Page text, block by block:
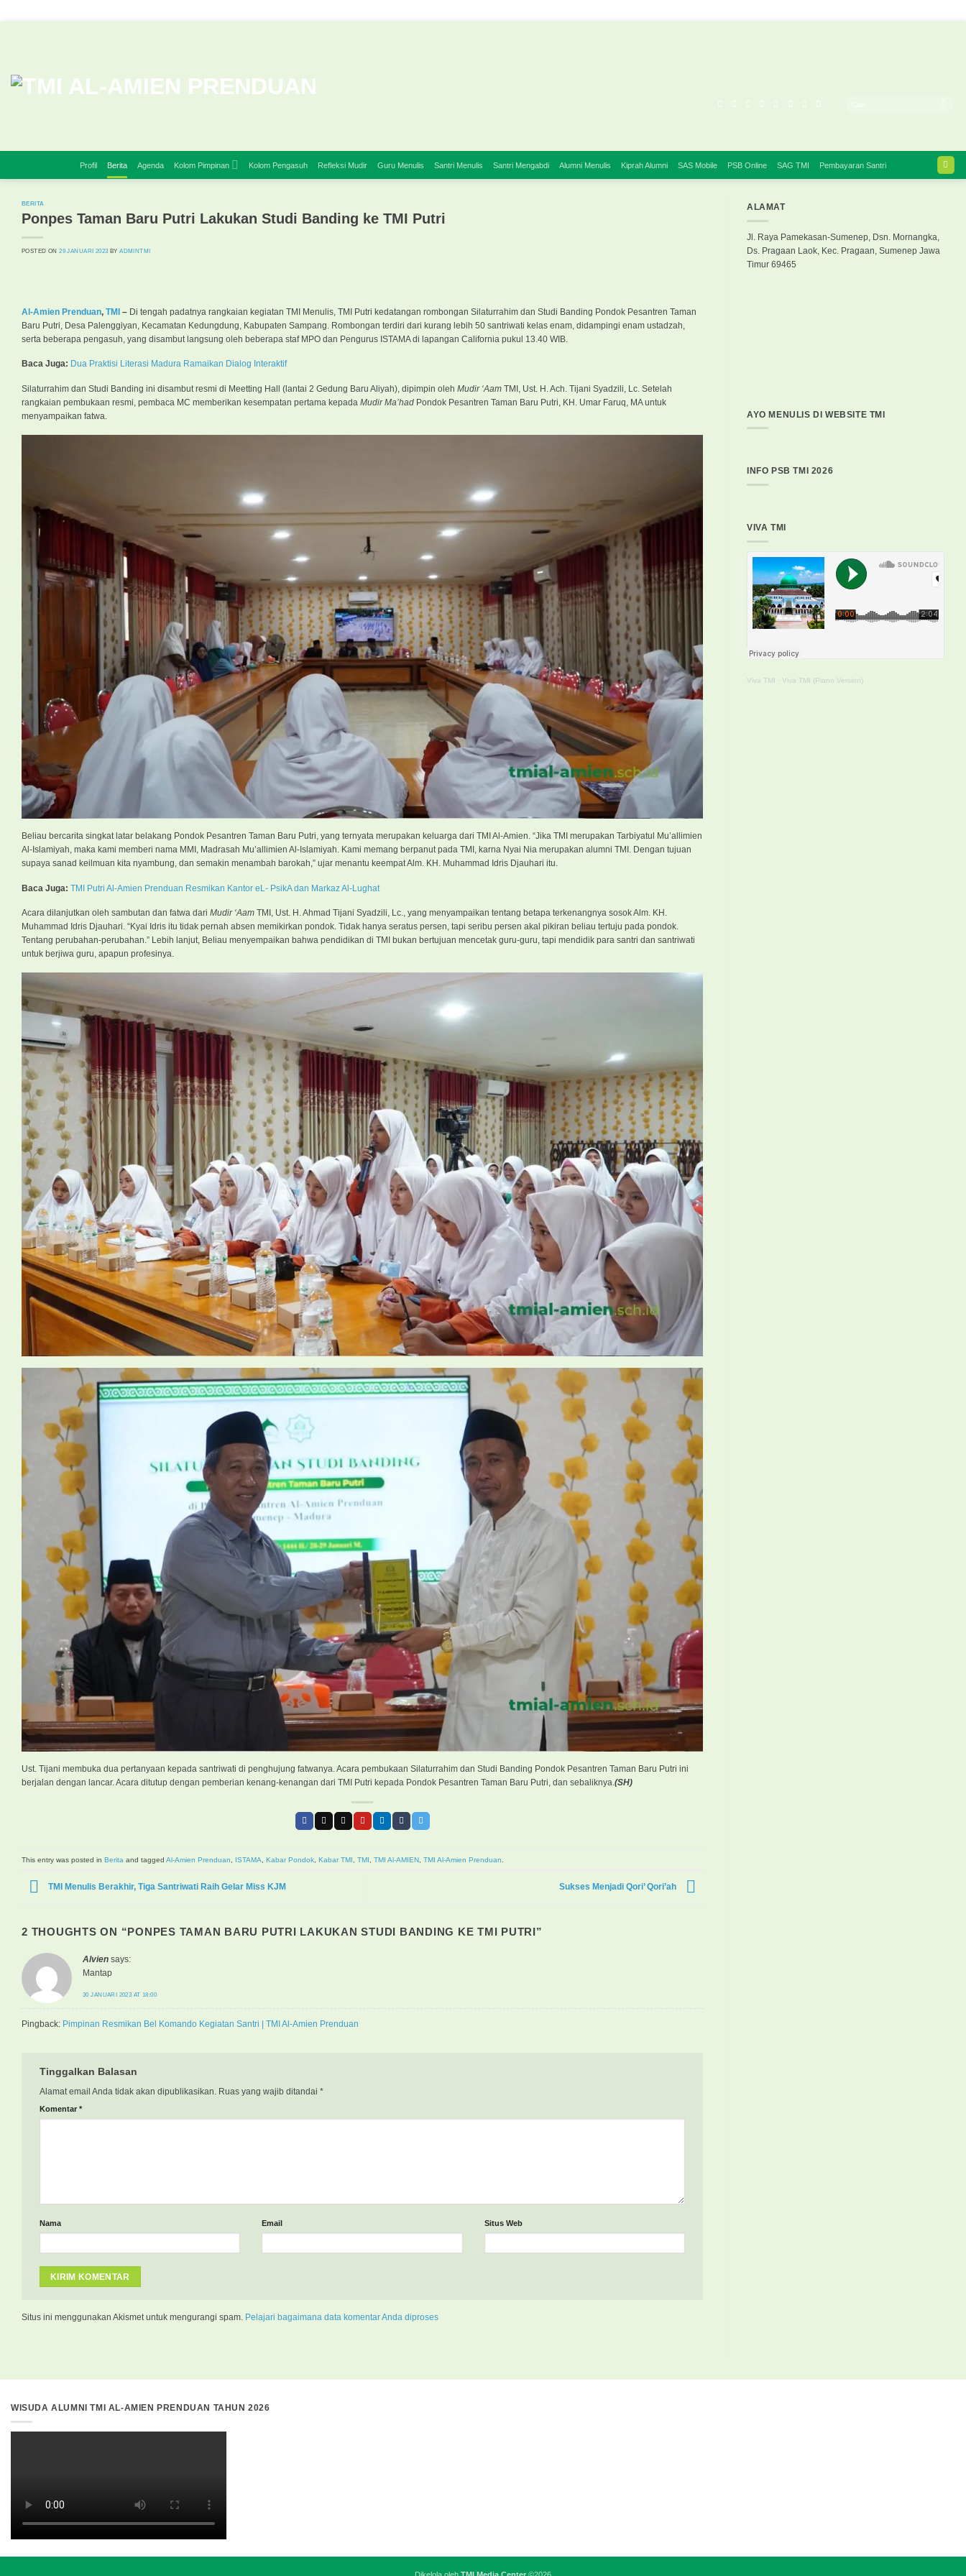
Profil Berita Agenda Kolom Pimpinan Kolom Pengasuh Refleksi Mudir Guru Menulis Santri Menulis Santri Mengabdi Alumni Menulis Kiprah Alumni SAS Mobile PSB Online SAG TMI Pembayaran Santri
BERITA
Ponpes Taman Baru Putri Lakukan Studi Banding ke TMI Putri
POSTED ON29 JANUARI 2023 BYADMINTMI
Al-Amien Prenduan, TMI – Di tengah padatnya rangkaian kegiatan TMI Menulis, TMI Putri kedatangan rombongan Silaturrahim dan Studi Banding Pondok Pesantren Taman
Baru Putri, Desa Palenggiyan, Kecamatan Kedungdung, Kabupaten Sampang. Rombongan terdiri dari kurang lebih 50 santriwati kelas enam, didampingi enam ustadzah,
serta beberapa pengasuh, yang disambut langsung oleh beberapa staf MPO dan Pengurus ISTAMA di lapangan California pukul 13.40 WIB.
Baca Juga: Dua Praktisi Literasi Madura Ramaikan Dialog Interaktif
Silaturrahim dan Studi Banding ini disambut resmi di Meetting Hall (lantai 2 Gedung Baru Aliyah), dipimpin oleh Mudir ‘Aam TMI, Ust. H. Ach. Tijani Syadzili, Lc. Setelah
rangkaian pembukaan resmi, pembaca MC memberikan kesempatan pertama kepada Mudir Ma’had Pondok Pesantren Taman Baru Putri, KH. Umar Faruq, MA untuk
menyampaikan fatwa.
Beliau bercarita singkat latar belakang Pondok Pesantren Taman Baru Putri, yang ternyata merupakan keluarga dari TMI Al-Amien. “Jika TMI merupakan Tarbiyatul Mu’allimien
Al-Islamiyah, maka kami memberi nama MMI, Madrasah Mu’allimien Al-Islamiyah. Kami memang berpanut pada TMI, karna Nyai Nia merupakan alumni TMI. Dengan tujuan
supaya sanad keilmuan kita nyambung, dan semakin menambah barokah,” ujar menantu keempat Alm. KH. Muhammad Idris Djauhari itu.
Baca Juga: TMI Putri Al-Amien Prenduan Resmikan Kantor eL- PsikA dan Markaz Al-Lughat
Acara dilanjutkan oleh sambutan dan fatwa dari Mudir ‘Aam TMI, Ust. H. Ahmad Tijani Syadzili, Lc., yang menyampaikan tentang betapa terkenangnya sosok Alm. KH.
Muhammad Idris Djauhari. “Kyai Idris itu tidak pernah absen memikirkan pondok. Tidak hanya seratus persen, tapi seribu persen akal pikiran beliau tertuju pada pondok.
Tentang perubahan-perubahan.” Lebih lanjut, Beliau menyempaikan bahwa pendidikan di TMI bukan bertujuan mencetak guru-guru, tapi mendidik para santri dan santriwati
untuk berjiwa guru, apapun profesinya.
Ust. Tijani membuka dua pertanyaan kepada santriwati di penghujung fatwanya. Acara pembukaan Silaturrahim dan Studi Banding Pondok Pesantren Taman Baru Putri ini
berjalan dengan lancar. Acara ditutup dengan pemberian kenang-kenangan dari TMI Putri kepada Pondok Pesantren Taman Baru Putri, dan sebaliknya.(SH)
This entry was posted in Berita and tagged Al-Amien Prenduan ISTAMA Kabar Pondok Kabar TMI TMI TMI Al-AMIEN TMI Al-Amien Prenduan
TMI Menulis Berakhir, Tiga Santriwati Raih Gelar Miss KJM Sukses Menjadi Qori’ Qori’ah
2 THOUGHTS ON “PONPES TAMAN BARU PUTRI LAKUKAN STUDI BANDING KE TMI PUTRI”
Alvien says:
Mantap
30 JANUARI 2023 AT 18:00
Pingback: Pimpinan Resmikan Bel Komando Kegiatan Santri | TMI Al-Amien Prenduan
Tinggalkan Balasan
Alamat email Anda tidak akan dipublikasikan. Ruas yang wajib ditandai *
Komentar *
Nama Email Situs Web
Situs ini menggunakan Akismet untuk mengurangi spam. Pelajari bagaimana data komentar Anda diproses
ALAMAT
Jl. Raya Pamekasan-Sumenep, Dsn. Mornangka,
Ds. Pragaan Laok, Kec. Pragaan, Sumenep Jawa
Timur 69465
AYO MENULIS DI WEBSITE TMI
INFO PSB TMI 2026
VIVA TMI
Viva TMI · Viva TMI (Piano Version)
WISUDA ALUMNI TMI AL-AMIEN PRENDUAN TAHUN 2026